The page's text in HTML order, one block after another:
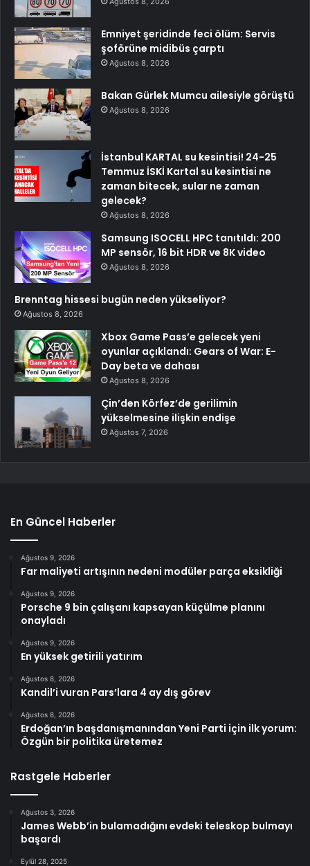
Emniyet şeridinde feci ölüm: Servis
şoförüne midibüs çarptı
Ağustos 8, 2026
Bakan Gürlek Mumcu ailesiyle görüştü
Ağustos 8, 2026
İstanbul KARTAL su kesintisi! 24-25
Temmuz İSKİ Kartal su kesintisi ne
zaman bitecek, sular ne zaman
gelecek?
Ağustos 8, 2026
Samsung ISOCELL HPC tanıtıldı: 200
MP sensör, 16 bit HDR ve 8K video
Ağustos 8, 2026
Brenntag hissesi bugün neden yükseliyor?
Ağustos 8, 2026
Xbox Game Pass’e gelecek yeni
oyunlar açıklandı: Gears of War: E-
Day beta ve dahası
Ağustos 8, 2026
Çin’den Körfez’de gerilimin
yükselmesine ilişkin endişe
Ağustos 7, 2026
En Güncel Haberler
Ağustos 9, 2026
Far maliyeti artışının nedeni modüler parça eksikliği
Ağustos 9, 2026
Porsche 9 bin çalışanı kapsayan küçülme planını
onayladı
Ağustos 9, 2026
En yüksek getirili yatırım
Ağustos 8, 2026
Kandil’i vuran Pars’lara 4 ay dış görev
Ağustos 8, 2026
Erdoğan’ın başdanışmanından Yeni Parti için ilk yorum:
Özgün bir politika üretemez
Rastgele Haberler
Ağustos 3, 2026
James Webb’in bulamadığını evdeki teleskop bulmayı
başardı
Eylül 28, 2025